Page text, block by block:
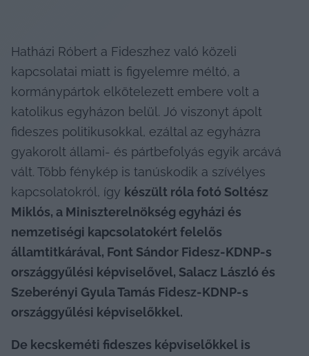
Hatházi Róbert a Fideszhez való közeli
kapcsolatai miatt is figyelemre méltó, a
kormánypártok elkötelezett embere volt a
katolikus egyházon belül. Jó viszonyt ápolt
fideszes politikusokkal, ezáltal az egyházra
gyakorolt állami- és pártbefolyás egyik arcává
vált. Több fénykép is tanúskodik a szívélyes
kapcsolatokról, így készült róla fotó Soltész
Miklós, a Miniszterelnökség egyházi és
nemzetiségi kapcsolatokért felelős
államtitkárával, Font Sándor Fidesz-KDNP-s
országgyűlési képviselővel, Salacz László és
Szeberényi Gyula Tamás Fidesz-KDNP-s
országgyűlési képviselőkkel.
De kecskeméti fideszes képviselőkkel is